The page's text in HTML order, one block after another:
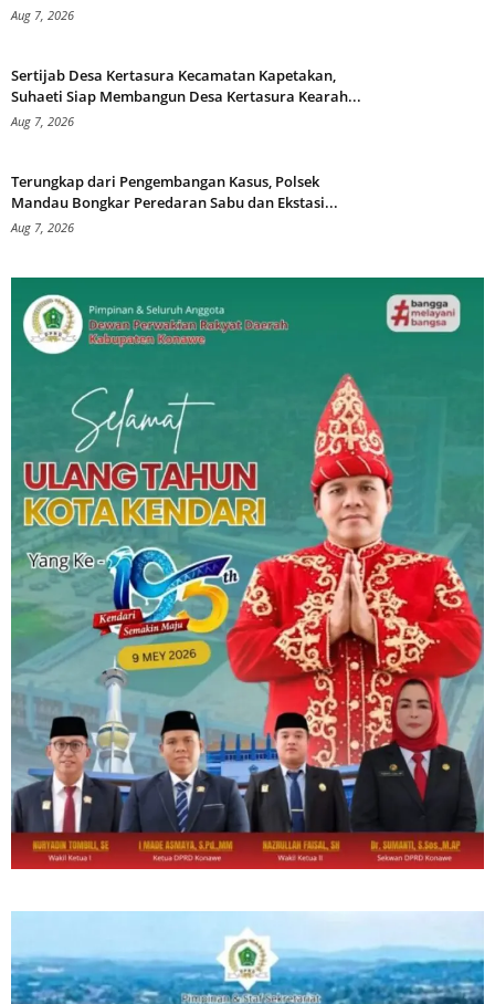
Aug 7, 2026
Sertijab Desa Kertasura Kecamatan Kapetakan,
Suhaeti Siap Membangun Desa Kertasura Kearah...
Aug 7, 2026
Terungkap dari Pengembangan Kasus, Polsek
Mandau Bongkar Peredaran Sabu dan Ekstasi...
Aug 7, 2026